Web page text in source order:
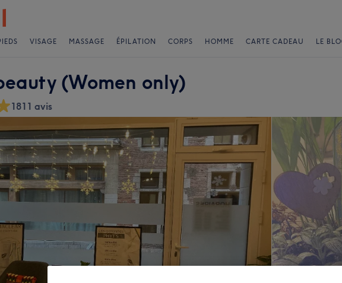
VISAGE MASSAGE ÉPILATION CORPS HOMME CARTE CADEAU LE
(Women only)
1811 avis